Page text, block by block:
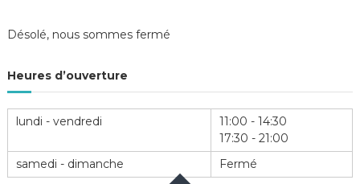
l’article
Désolé, nous sommes fermé
Heures d’ouverture
lundi - vendredi
11:00 - 14:30
17:30 - 21:00
samedi - dimanche
Fermé